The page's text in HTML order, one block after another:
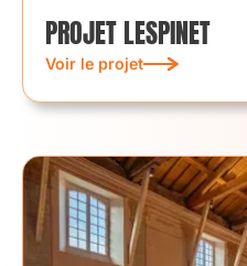
PROJET LESPINET
Voir le projet